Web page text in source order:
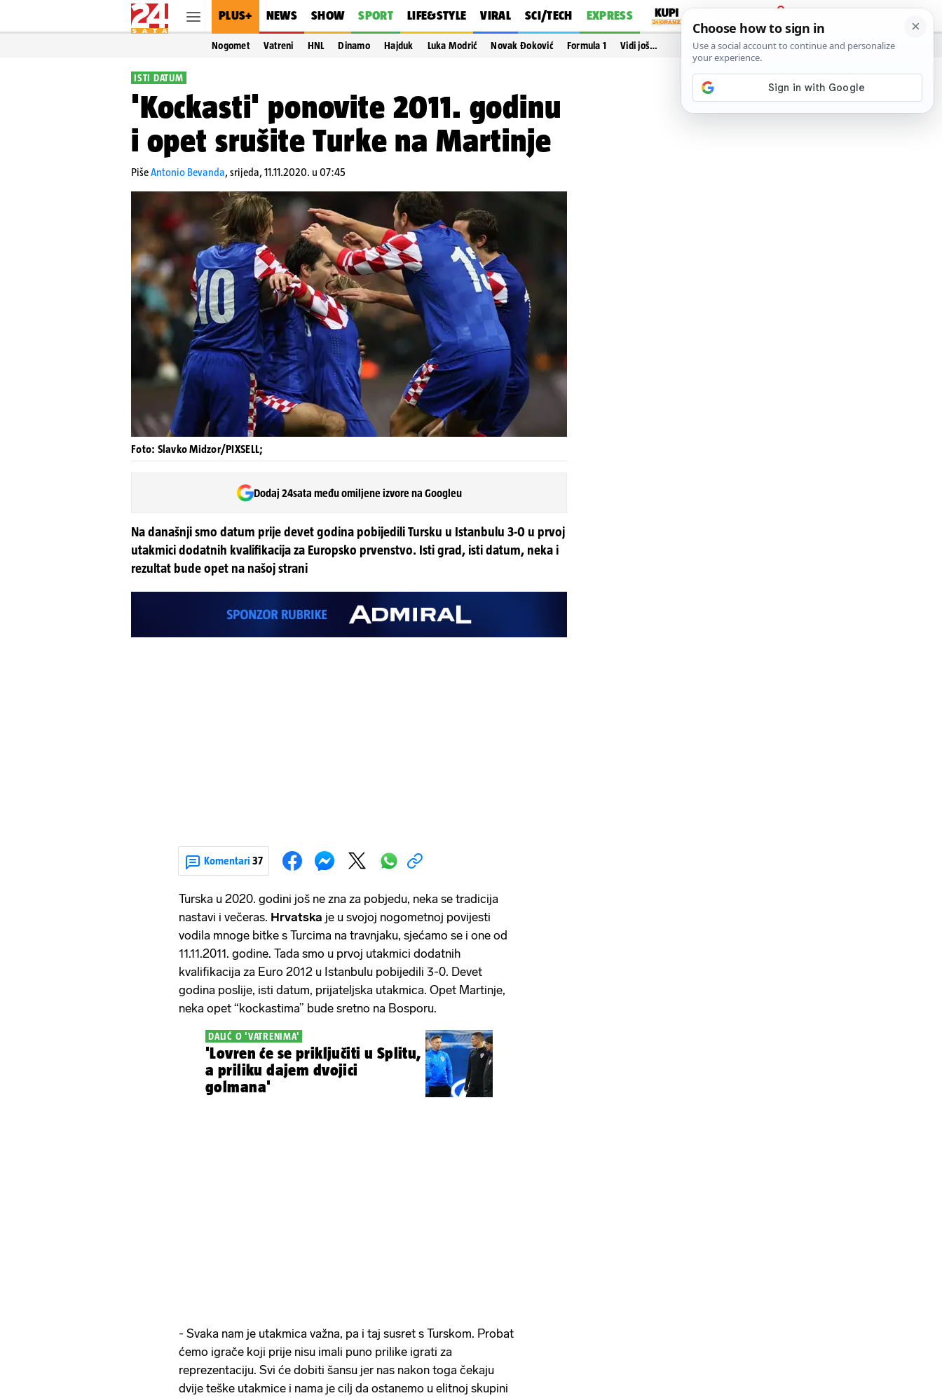
PLUS+ NEWS SHOW SPORT LIFE&STYLE VIRAL SCI/TECH EXPRESS
PRIJAVA
Nogomet Vatreni HNL Dinamo Hajduk Luka Modrić Novak Đoković Formula 1 Vidi još…
ISTI DATUM
'Kockasti' ponovite 2011. godinu
i opet srušite Turke na Martinje
PišeAntonio Bevanda,srijeda, 11.11.2020. u 07:45
Foto: Slavko Midzor/PIXSELL;
Dodaj 24sata među omiljene izvore na Googleu
Na današnji smo datum prije devet godina pobijedili Tursku u Istanbulu 3-0 u prvoj
utakmici dodatnih kvalifikacija za Europsko prvenstvo. Isti grad, isti datum, neka i
rezultat bude opet na našoj strani
Komentari 37
Turska u 2020. godini još ne zna za pobjedu, neka se tradicija
nastavi i večeras. Hrvatska je u svojoj nogometnoj povijesti
vodila mnoge bitke s Turcima na travnjaku, sjećamo se i one od
11.11.2011. godine. Tada smo u prvoj utakmici dodatnih
kvalifikacija za Euro 2012 u Istanbulu pobijedili 3-0. Devet
godina poslije, isti datum, prijateljska utakmica. Opet Martinje,
neka opet “kockastima” bude sretno na Bosporu.
DALIĆ O 'VATRENIMA'
'Lovren će se priključiti u Splitu,
a priliku dajem dvojici
golmana'
- Svaka nam je utakmica važna, pa i taj susret s Turskom. Probat
ćemo igrače koji prije nisu imali puno prilike igrati za
reprezentaciju. Svi će dobiti šansu jer nas nakon toga čekaju
dvije teške utakmice i nama je cilj da ostanemo u elitnoj skupini